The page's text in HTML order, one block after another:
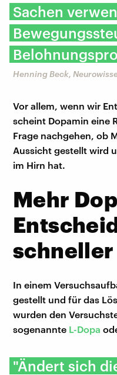
Sachen
Henning Beck,
Vor allem, wenn wir
scheint Dopamin eine
Frage nachgehen, ob
Aussicht gestellt wird
im Hirn hat.
Mehr
schneller
In einem
gestellt und für das
wurden den
sogenannte L-Dopa
"Ändert sich